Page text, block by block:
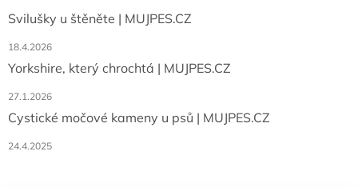
í
p
k
ý
Svilušky u štěněte | MUJPES.CZ
18.4.2026
Yorkshire, který chrochtá | MUJPES.CZ
27.1.2026
Cystické močové kameny u psů | MUJPES.CZ
24.4.2025